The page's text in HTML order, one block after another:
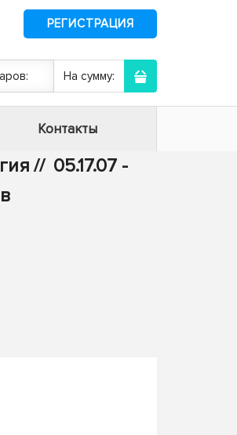
РЕГИСТРАЦИЯ
На сумму:
Контакты
// 05.17.07 -